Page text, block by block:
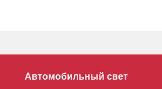
Автомобильный свет